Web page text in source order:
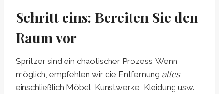
Schritt eins: Bereiten Sie den
Raum vor
Spritzer sind ein chaotischer Prozess. Wenn
möglich, empfehlen wir die Entfernung alles
einschließlich Möbel, Kunstwerke, Kleidung usw.